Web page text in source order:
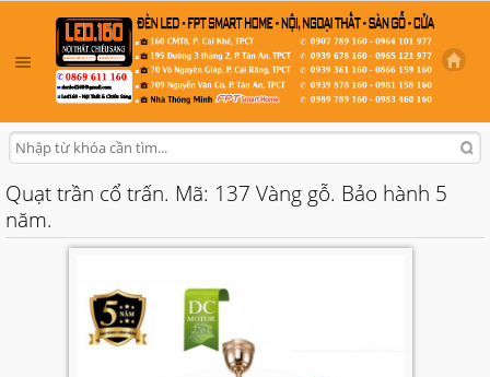
Quạt trần cổ trấn. Mã: 137 Vàng gỗ. Bảo hành 5
năm.